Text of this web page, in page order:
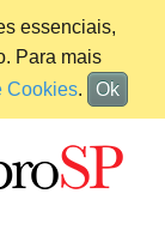
essenciais,
Para mais
Cookies. Ok